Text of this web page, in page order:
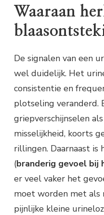
Waaraan
De signalen van een
wel duidelijk. Het
consistentie en
plotseling veranderd.
griepverschijnselen
misselijkheid, koorts
rillingen. Daarnaast is
(branderig gevoel bij
er veel vaker het
moet worden met
pijnlijke kleine